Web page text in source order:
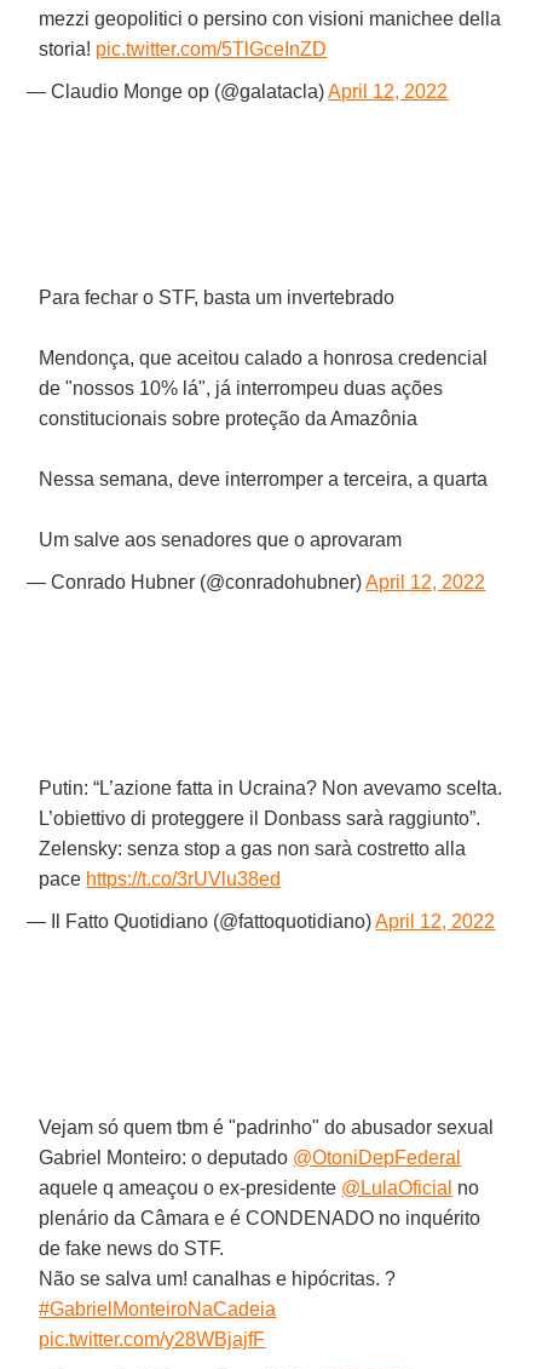
mezzi geopolitici o persino con visioni manichee della
storia! pic.twitter.com/5TlGceInZD
— Claudio Monge op (@galatacla)April 12, 2022
Para fechar o STF, basta um invertebrado
Mendonça, que aceitou calado a honrosa credencial
de "nossos 10% lá", já interrompeu duas ações
constitucionais sobre proteção da Amazônia
Nessa semana, deve interromper a terceira, a quarta
Um salve aos senadores que o aprovaram
— Conrado Hubner (@conradohubner)April 12, 2022
Putin: “L’azione fatta in Ucraina? Non avevamo scelta.
L’obiettivo di proteggere il Donbass sarà raggiunto”.
Zelensky: senza stop a gas non sarà costretto alla
pace https://t.co/3rUVlu38ed
— Il Fatto Quotidiano (@fattoquotidiano)April 12, 2022
Vejam só quem tbm é "padrinho" do abusador sexual
Gabriel Monteiro: o deputado @OtoniDepFederal
aquele q ameaçou o ex-presidente @LulaOficial no
plenário da Câmara e é CONDENADO no inquérito
de fake news do STF.
Não se salva um! canalhas e hipócritas. ?
#GabrielMonteiroNaCadeia
pic.twitter.com/y28WBjajfF